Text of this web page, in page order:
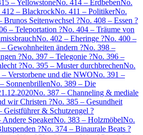
– YellowstoneNo. 414 – ErdbebenNo.
412 – BlackrockNo. 411 – PolitikerNo.
Brunos Seitenwechsel ?No. 408 – Essen ?
– Teleportation ?No. 404 – Träume von
No. 402 – Eheringe ?No. 400 –
Gewohnheiten ändern ?No. 398 –
?No. 397 – Telegonie ?No. 396 –
?No. 395 – Muster durchbrechenNo.
Verstorbene und die NWONo. 391 –
SonnenbrillenNo. 389 – Die
No. 387 – Channeling & mediale
wir Christen ?No. 385 – Gesundheit
Geistführer & Schutzengel ?
SpeakerNo. 383 – HolzmöbelNo.
?No. 374 – Binaurale Beats ?